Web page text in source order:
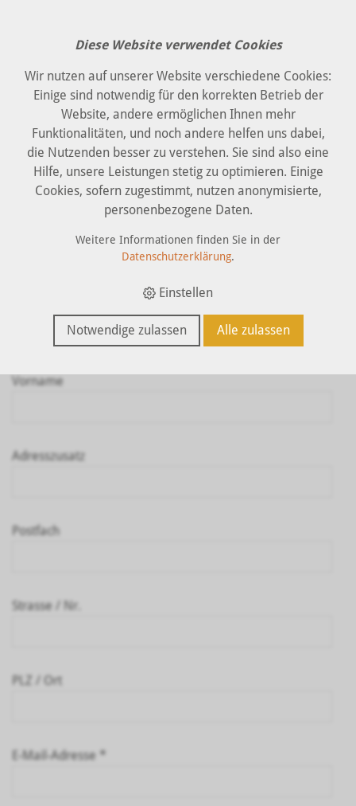
‹ Zurück
Anfrage
Firma
Vorname
Adresszusatz
Postfach
Strasse / Nr.
PLZ / Ort
E-Mail-Adresse *
Diese Website verwendet Cookies
Wir nutzen auf unserer Website verschiedene Cookies:
Einige sind notwendig für den korrekten Betrieb der
Website, andere ermöglichen Ihnen mehr
Funktionalitäten, und noch andere helfen uns dabei,
die Nutzenden besser zu verstehen. Sie sind also eine
Hilfe, unsere Leistungen stetig zu optimieren. Einige
Cookies, sofern zugestimmt, nutzen anonymisierte,
personenbezogene Daten.
Weitere Informationen finden Sie in der
Datenschutzerklärung.
Einstellen
Notwendige zulassen Alle zulassen